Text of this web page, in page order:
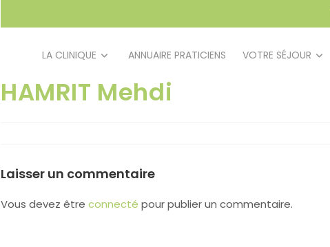
LA CLINIQUE ANNUAIRE PRATICIENS VOTRE SÉJOUR
HAMRIT Mehdi
Laisser un commentaire
Vous devez être connecté pour publier un commentaire.